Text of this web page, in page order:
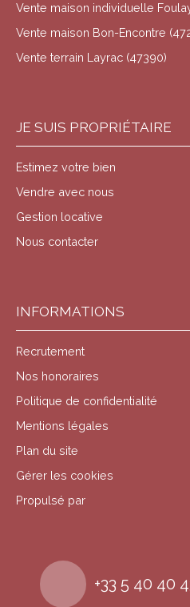
Vente maison individuelle
Vente maison Bon-Encontre
Vente terrain Layrac (47390)
JE SUIS PROPRIÉTAIRE
Estimez votre bien
Vendre avec nous
Gestion locative
Nous contacter
INFORMATIONS
Recrutement
Nos honoraires
Politique de confidentialité
Mentions légales
Plan du site
Gérer les cookies
Propulsé par
+33 5 40 40